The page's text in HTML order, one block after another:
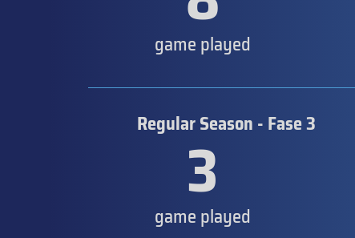
game played
Regular Season - Fase 3
3
game played